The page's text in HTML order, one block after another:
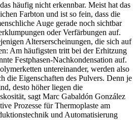
häufig nicht erkennbar. Meist hat das
Farbton und ist so fein, dass die
Auge gerade noch sichtbar
oder Verfärbungen auf.
Alters­erscheinungen, die sich auf
Am häufigsten tritt bei der Erhitzung
Festphasen-Nachkondensation auf.
untereinander, werden also
die Eigenschaften des Pulvers. Denn je
desto höher liegen die
sagt Marc Gabaldón González
Prozesse für Thermoplaste am
und Automatisierung